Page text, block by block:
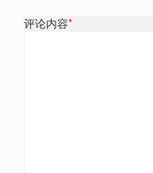
评论内容*